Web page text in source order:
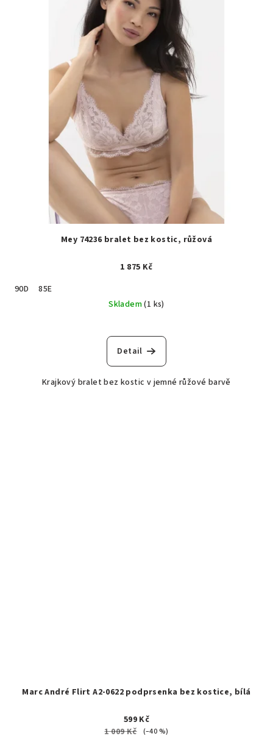
Mey 74236 bralet bez kostic, růžová
1 875 Kč
90D
85E
Skladem(1 ks)
Detail
Krajkový bralet bez kostic v jemné růžové barvě
Marc André Flirt A2-0622 podprsenka bez kostice, bílá
599 Kč
1 009 Kč
(–40 %)